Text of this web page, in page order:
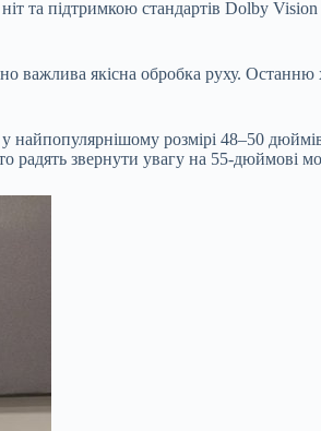
та підтримкою стандартів Dolby
важлива якісна обробка руху.
розмірі 48–50
радять звернути увагу на 55-дюймові